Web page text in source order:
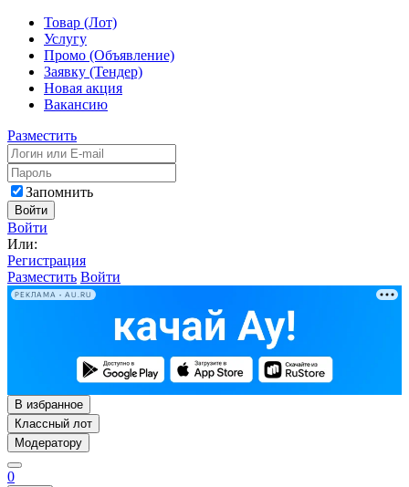
Товар (Лот)
Услугу
Промо (Объявление)
Заявку (Тендер)
Новая акция
Вакансию
Разместить
Запомнить
Войти
Войти
Или:
Регистрация
Разместить Войти
РЕКЛАМА • AU.RU
В избранное
Классный лот
Модератору
0